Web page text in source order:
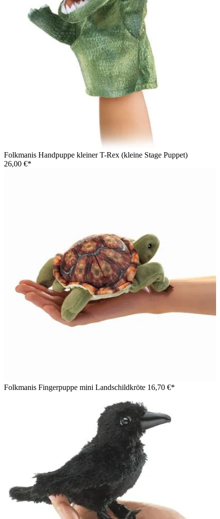
Folkmanis Handpuppe kleiner T-Rex (kleine Stage Puppet)
26,00 €*
Folkmanis Fingerpuppe mini Landschildkröte 16,70 €*